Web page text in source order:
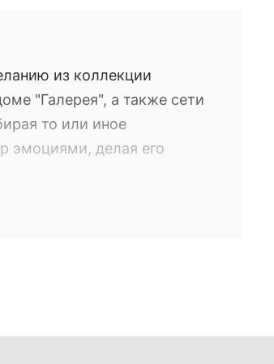
из коллекции
"Галерея", а также сети
то или иное
эмоциями, делая его